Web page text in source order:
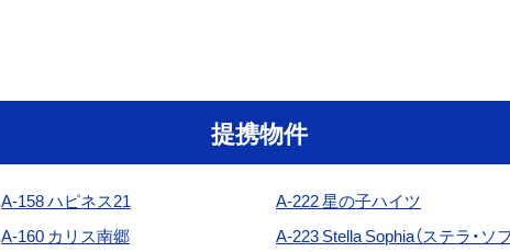
提携物件
A-158 ハピネス21
A-160 カリス南郷
A-222星の子ハイツ
A-223 Stella Sophia（ステラ・ソフ